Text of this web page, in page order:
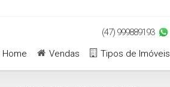
(47) 999889193
Tipos de Imóveis
Vendas
Home